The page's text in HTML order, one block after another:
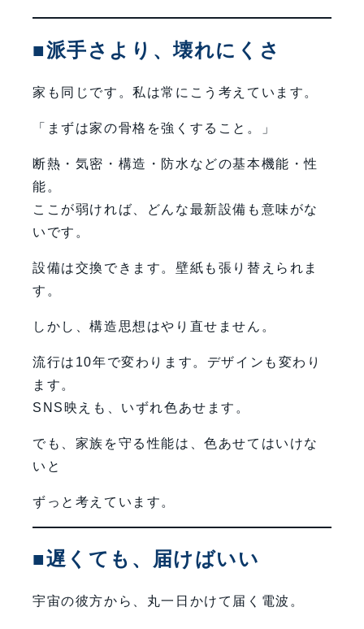
■派手さより、壊れにくさ
家も同じです。私は常にこう考えています。
「まずは家の骨格を強くすること。」
断熱・気密・構造・防水などの基本機能・性
能。
ここが弱ければ、どんな最新設備も意味がな
いです。
設備は交換できます。壁紙も張り替えられま
す。
しかし、構造思想はやり直せません。
流行は10年で変わります。デザインも変わり
ます。
SNS映えも、いずれ色あせます。
でも、家族を守る性能は、色あせてはいけな
いと
ずっと考えています。
■遅くても、届けばいい
宇宙の彼方から、丸一日かけて届く電波。